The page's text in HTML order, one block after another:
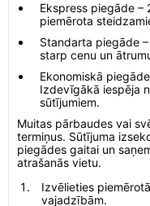
Ekspress piegāde
piemērota
Standarta piegāde
starp cenu un
Ekonomiskā
Izdevīgākā iespēja
sūtījumiem.
Muitas pārbaudes vai
termiņus. Sūtījuma
piegādes gaitai un
atrašanās vietu.
Izvēlieties
vajadzībām.